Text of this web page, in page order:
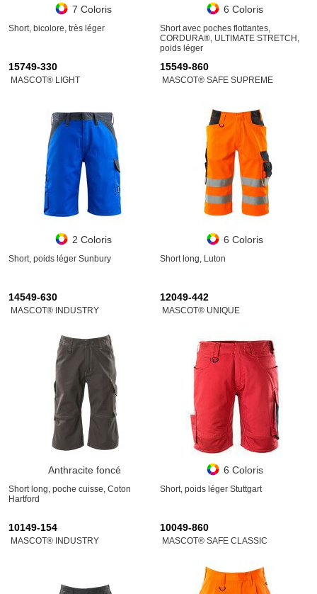
7 Coloris
Short, bicolore, très léger
6 Coloris
Short avec poches flottantes,
CORDURA®, ULTIMATE STRETCH,
poids léger
15749-330
MASCOT® LIGHT
2 Coloris
Short, poids léger Sunbury
15549-860
MASCOT® SAFE SUPREME
6 Coloris
Short long, Luton
14549-630
MASCOT® INDUSTRY
Anthracite foncé
Short long, poche cuisse, Coton
Hartford
12049-442
MASCOT® UNIQUE
6 Coloris
Short, poids léger Stuttgart
10149-154
MASCOT® INDUSTRY
10049-860
MASCOT® SAFE CLASSIC